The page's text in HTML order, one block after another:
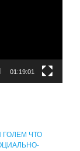
01:19:01
ГОЛЕМ ЧТО